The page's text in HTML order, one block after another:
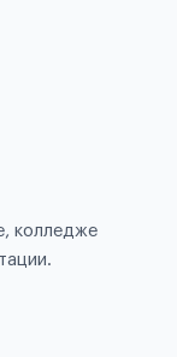
колледже